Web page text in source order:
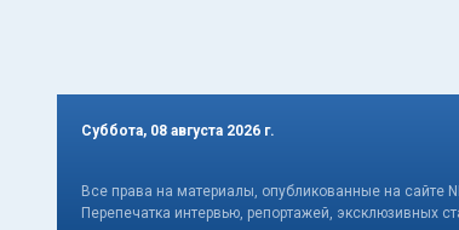
Суббота, 08 августа 2026 г.
Все права на материалы, опубликованные на сайте
Перепечатка интервью, репортажей, эксклюзивных